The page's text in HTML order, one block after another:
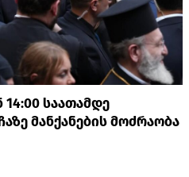
14:00 საათამდე
მანქანების მოძრაობა